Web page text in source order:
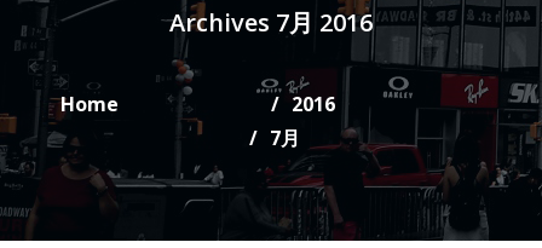
Archives 7月 2016
Home
2016
7月